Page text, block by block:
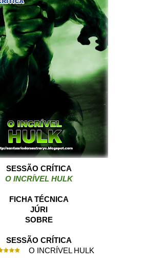
SESSÃO CRÍTICA
O INCRÍVEL HULK
FICHA TÉCNICA
JÚRI
SOBRE
SESSÃO CRÍTICA
O INCRÍVEL HULK